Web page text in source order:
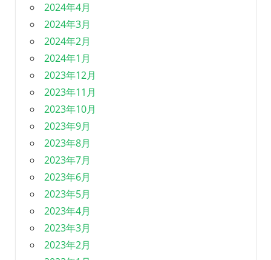
2024年4月
2024年3月
2024年2月
2024年1月
2023年12月
2023年11月
2023年10月
2023年9月
2023年8月
2023年7月
2023年6月
2023年5月
2023年4月
2023年3月
2023年2月